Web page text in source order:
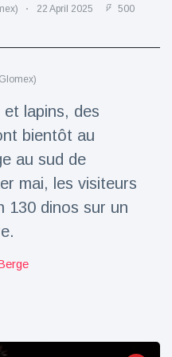
22 April 2025
500
lapins, des
bientôt au
au sud de
mai, les visiteurs
130 dinos sur un